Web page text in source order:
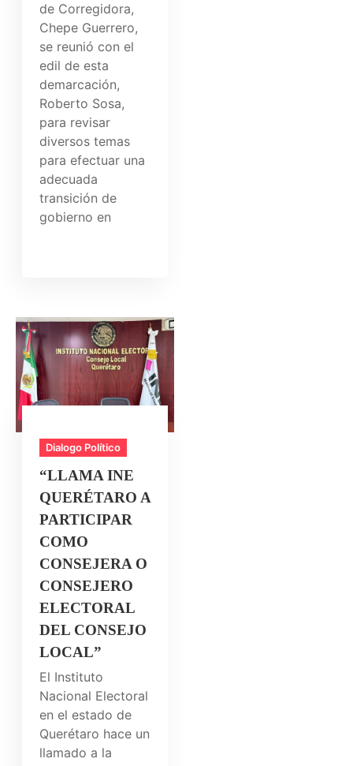
de Corregidora,
Chepe Guerrero,
se reunió con el
edil de esta
demarcación,
Roberto Sosa,
para revisar
diversos temas
para efectuar una
adecuada
transición de
gobierno en
Dialogo Político
“LLAMA INE
QUERÉTARO A
PARTICIPAR
COMO
CONSEJERA O
CONSEJERO
ELECTORAL
DEL CONSEJO
LOCAL”
El Instituto
Nacional Electoral
en el estado de
Querétaro hace un
llamado a la